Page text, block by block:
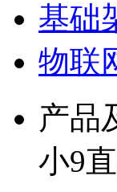
基础
物联
产品
小9